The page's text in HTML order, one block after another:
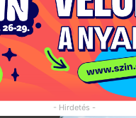
- Hirdetés -